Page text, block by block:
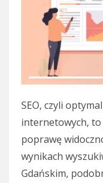
SEO, czyli
internetowych,
poprawę
wynikach
Gdańskim,